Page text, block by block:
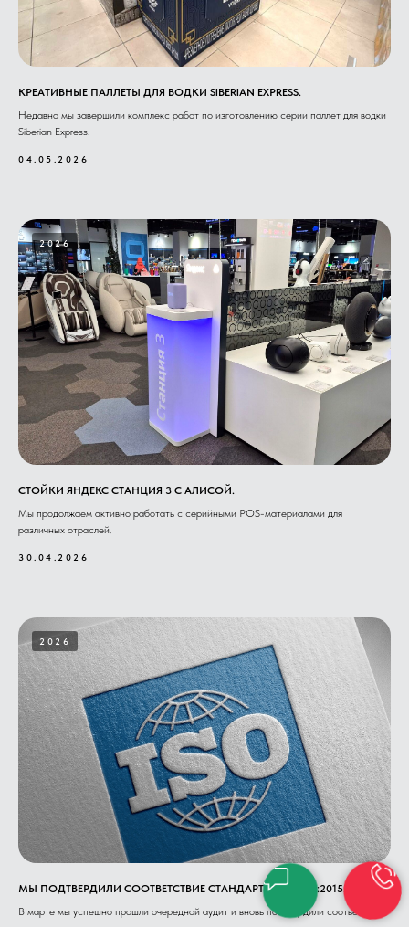
КРЕАТИВНЫЕ ПАЛЛЕТЫ ДЛЯ ВОДКИ SIBERIAN EXPRESS.
Недавно мы завершили комплекс работ по изготовлению серии паллет для водки
Siberian Express.
04.05.2026
2026
СТОЙКИ ЯНДЕКС СТАНЦИЯ 3 С АЛИСОЙ.
Мы продолжаем активно работать с серийными POS-материалами для
различных отраслей.
30.04.2026
2026
МЫ ПОДТВЕРДИЛИ СООТВЕТСТВИЕ СТАНДАРТУ ISO 9001:2015.
В марте мы успешно прошли очередной аудит и вновь подтвердили соответствие